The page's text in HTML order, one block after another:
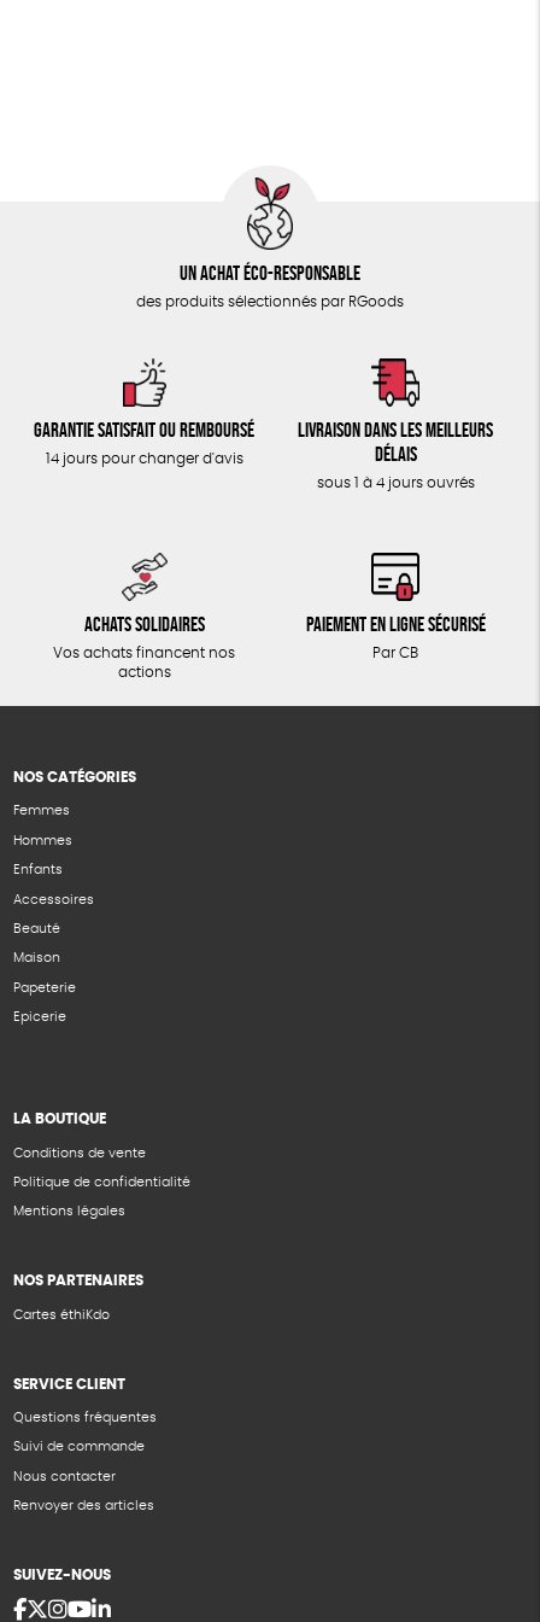
Un achat éco-responsable
des produits sélectionnés par RGoods
Garantie satisfait ou remboursé
14 jours pour changer d'avis
Livraison dans les meilleurs
délais
sous 1 à 4 jours ouvrés
Achats solidaires
Vos achats financent nos
actions
Paiement en ligne sécurisé
Par CB
NOS CATÉGORIES
Femmes
Hommes
Enfants
Accessoires
Beauté
Maison
Papeterie
Epicerie
LA BOUTIQUE
Conditions de vente
Politique de confidentialité
Mentions légales
NOS PARTENAIRES
Cartes éthiKdo
SERVICE CLIENT
Questions fréquentes
Suivi de commande
Nous contacter
Renvoyer des articles
SUIVEZ-NOUS